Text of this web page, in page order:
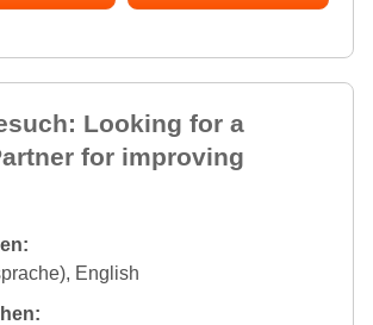
Looking for a
for improving
English